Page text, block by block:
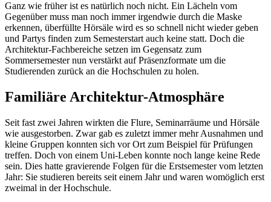
Ganz wie früher ist es natürlich noch nicht. Ein Lächeln vom
Gegenüber muss man noch immer irgendwie durch die Maske
erkennen, überfüllte Hörsäle wird es so schnell nicht wieder geben
und Partys finden zum Semesterstart auch keine statt. Doch die
Architektur-Fachbereiche setzen im Gegensatz zum
Sommersemester nun verstärkt auf Präsenzformate um die
Studierenden zurück an die Hochschulen zu holen.
Familiäre Architektur-Atmosphäre
Seit fast zwei Jahren wirkten die Flure, Seminarräume und Hörsäle
wie ausgestorben. Zwar gab es zuletzt immer mehr Ausnahmen und
kleine Gruppen konnten sich vor Ort zum Beispiel für Prüfungen
treffen. Doch von einem Uni-Leben konnte noch lange keine Rede
sein. Dies hatte gravierende Folgen für die Erstsemester vom letzten
Jahr: Sie studieren bereits seit einem Jahr und waren womöglich erst
zweimal in der Hochschule.